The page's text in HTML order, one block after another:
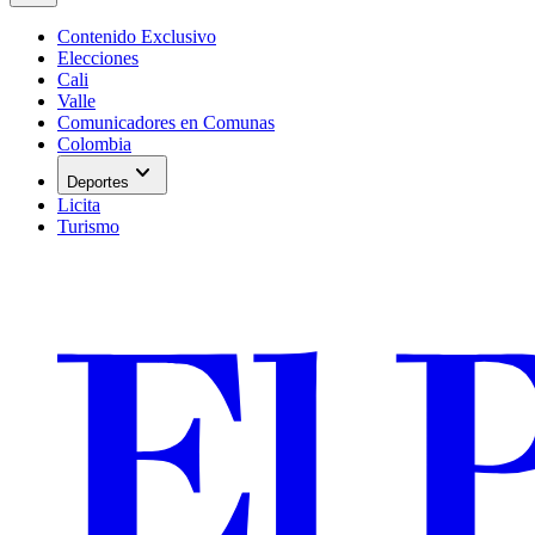
Contenido Exclusivo
Elecciones
Cali
Valle
Comunicadores en Comunas
Colombia
Deportes expand_more
Licita
Turismo